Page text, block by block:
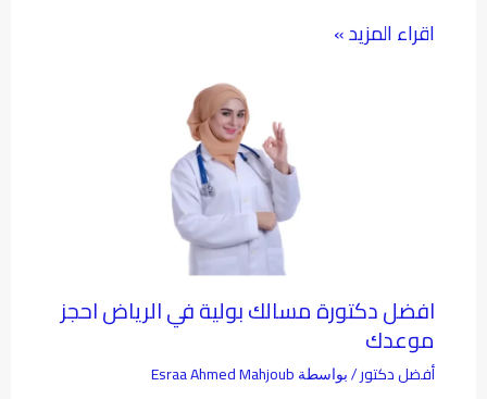
اقراء المزيد »
افضل دكتورة مسالك بولية في الرياض احجز
موعدك
أفضل دكتور/ بواسطة Esraa Ahmed Mahjoub